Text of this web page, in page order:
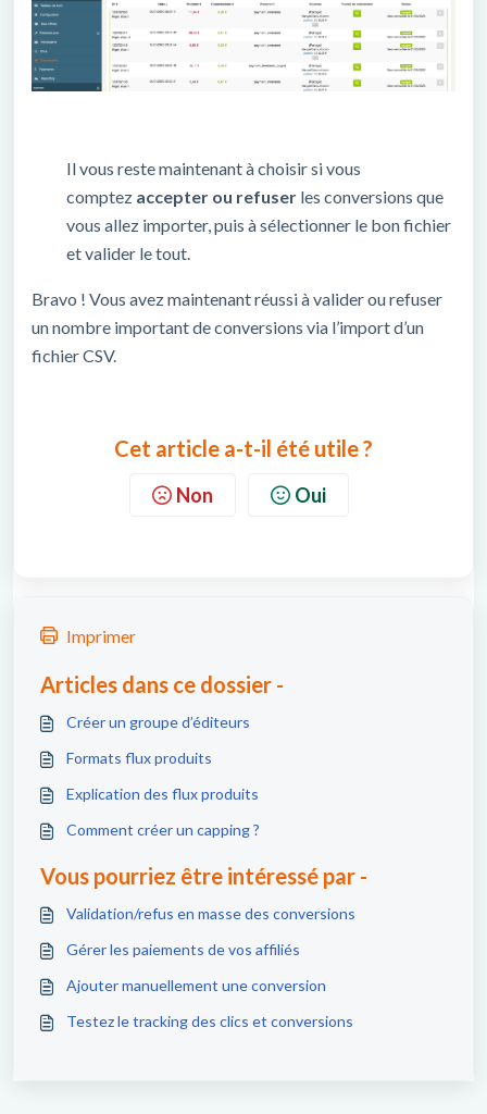
Il vous reste maintenant à choisir si vous
comptez accepter ou refuser les conversions que
vous allez importer, puis à sélectionner le bon fichier
et valider le tout.
Bravo ! Vous avez maintenant réussi à valider ou refuser
un nombre important de conversions via l’import d’un
fichier CSV.
Cet article a-t-il été utile ?
Non Oui
Imprimer
Articles dans ce dossier -
Créer un groupe d’éditeurs
Formats flux produits
Explication des flux produits
Comment créer un capping ?
Vous pourriez être intéressé par -
Validation/refus en masse des conversions
Gérer les paiements de vos affiliés
Ajouter manuellement une conversion
Testez le tracking des clics et conversions